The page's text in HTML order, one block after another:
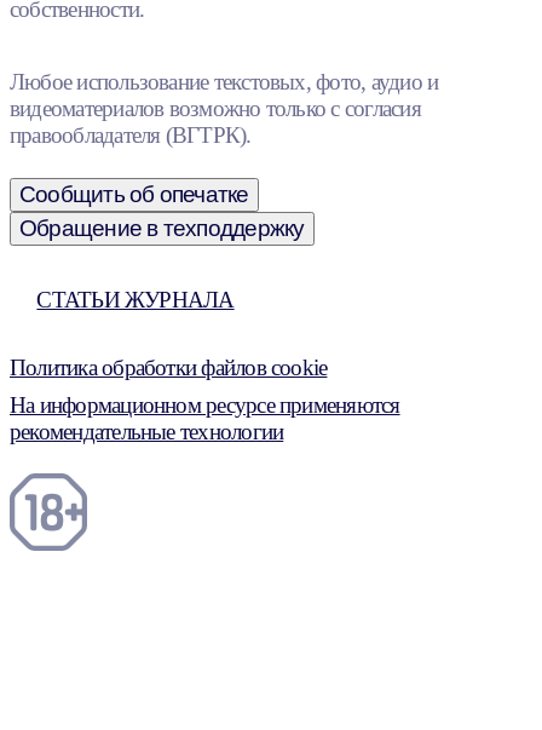
собственности.
Любое использование текстовых, фото, аудио и
видеоматериалов возможно только с согласия
правообладателя (ВГТРК).
Сообщить об опечатке
Обращение в техподдержку
СТАТЬИ ЖУРНАЛА
Политика обработки файлов cookie
На информационном ресурсе применяются
рекомендательные технологии